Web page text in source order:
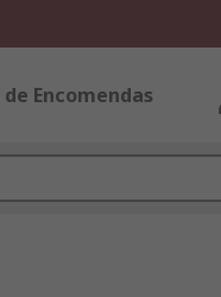
Encomendas